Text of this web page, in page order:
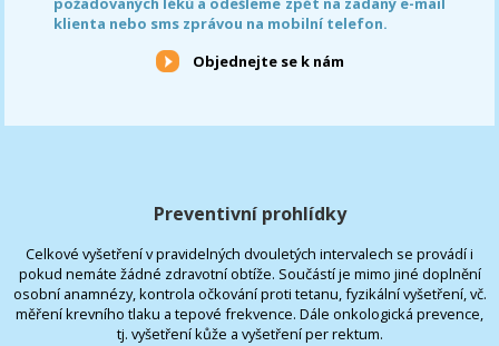
klienta nebo sms zprávou na mobilní telefon.
Objednejte se k nám
Preventivní prohlídky
Celkové vyšetření v pravidelných dvouletých intervalech se provádí i
pokud nemáte žádné zdravotní obtíže. Součástí je mimo jiné doplnění
osobní anamnézy, kontrola očkování proti tetanu, fyzikální vyšetření, vč.
měření krevního tlaku a tepové frekvence. Dále onkologická prevence,
tj. vyšetření kůže a vyšetření per rektum.